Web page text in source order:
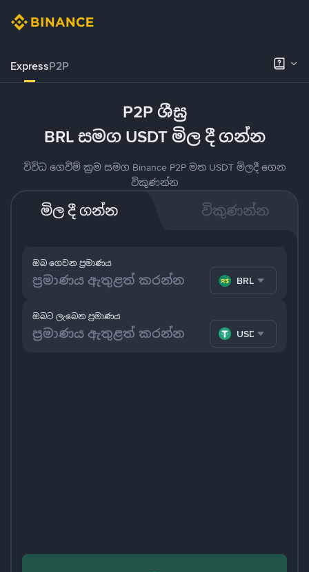
ExpressP2P
P2P ශීඝ්‍ර
BRL සමග USDT මිල දී ගන්න
විවිධ ගෙවීම් ක්‍රම සමග Binance P2P මත USDT මිලදී ගෙන
විකුණන්න
මිල දී ගන්න විකුණන්න
ඔබ ගෙවන ප්‍රමාණය
BRL
ඔබට ලැබෙන ප්‍රමාණය
USDT